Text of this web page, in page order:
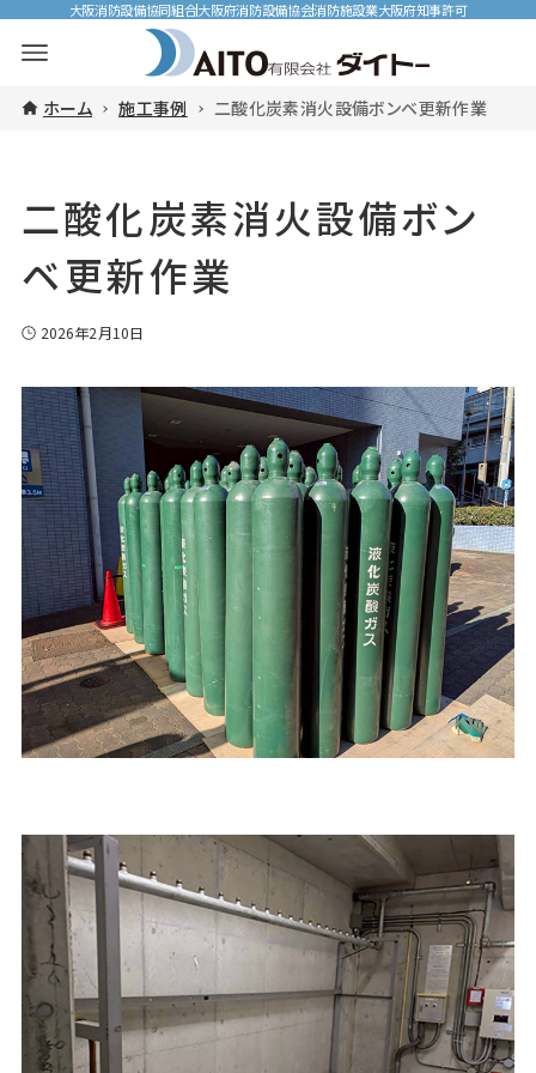
大阪消防設備協同組合大阪府消防設備協会消防施設業大阪府知事許可
ホーム 施工事例 二酸化炭素消火設備ボンベ更新作業
二酸化炭素消火設備ボン
ベ更新作業
2026年2月10日